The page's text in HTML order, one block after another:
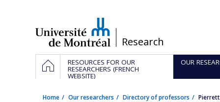
/Research
Navigation
principale
HOMERESOURCES FOR OUR
RESEARCHERS (FRENCH
WEBSITE)
OUR
Home Our researchers Directory of professors